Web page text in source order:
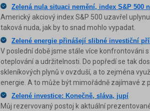
Zelená nula situaci nemění, index S&P 500
Americký akciový index S&P 500 uzavřel
taková nuda, jak by to snad mohlo vypadat.
Zelené energie přinášejí slibné investiční
V poslední době jsme stále více konfrontováni
oteplování a udržitelnosti. Do popředí se tak
skleníkových plynů v ovzduší, a to zejména
energie. A to může být mimořádně zajímavé z
Zelené investice: Konečně, sláva, jupí
Můj rezervovaný postoj k aktuální